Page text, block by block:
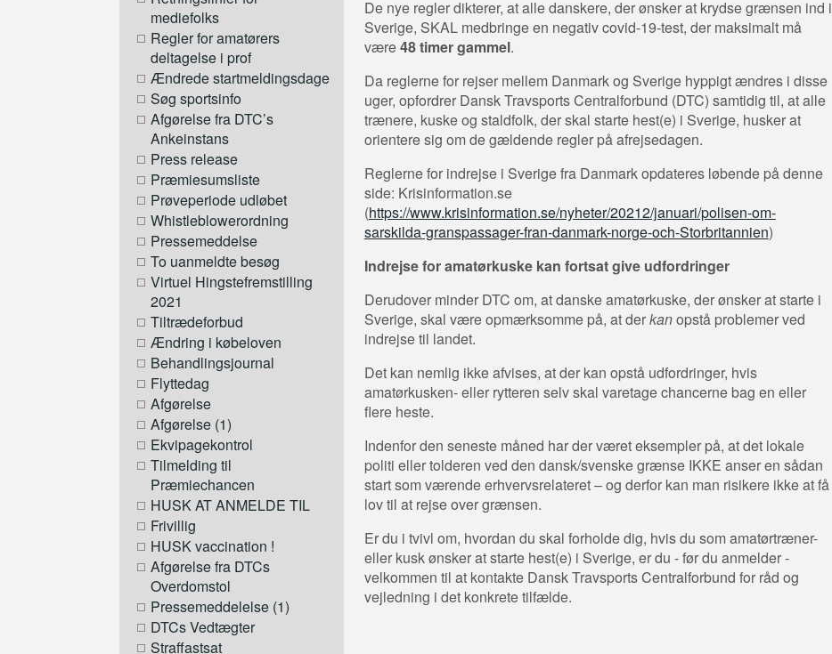
mediefolks
Regler for amatørers
deltagelse i prof
Ændrede startmeldingsdage
Søg sportsinfo
Afgørelse fra DTC’s
Ankeinstans
Press release
Præmiesumsliste
Prøveperiode udløbet
Whistleblowerordning
Pressemeddelse
To uanmeldte besøg
Virtuel Hingstefremstilling
2021
Tiltrædeforbud
Ændring i købeloven
Behandlingsjournal
Flyttedag
Afgørelse
Afgørelse (1)
Ekvipagekontrol
Tilmelding til
Præmiechancen
HUSK AT ANMELDE TIL
Frivillig
HUSK vaccination !
Afgørelse fra DTCs
Overdomstol
Pressemeddelelse (1)
DTCs Vedtægter
Straffastsat
De nye regler dikterer, at alle danskere, der ønsker at krydse grænsen ind i
Sverige, SKAL medbringe en negativ covid-19-test, der maksimalt må
være48 timer gammel.
Da reglerne for rejser mellem Danmark og Sverige hyppigt ændres i disse
uger, opfordrer Dansk Travsports Centralforbund (DTC) samtidig til, at alle
trænere, kuske og staldfolk, der skal starte hest(e) i Sverige, husker at
orientere sig om de gældende regler på afrejsedagen.
Reglerne for indrejse i Sverige fra Danmark opdateres løbende på denne
side: Krisinformation.se
(https://www.krisinformation.se/nyheter/20212/januari/polisen-om-
sarskilda-granspassager-fran-danmark-norge-och-Storbritannien)
Indrejse for amatørkuske kan fortsat give udfordringer
Derudover minder DTC om, at danske amatørkuske, der ønsker at starte i
Sverige, skal være opmærksomme på, at derkanopstå problemer ved
indrejse til landet.
Det kan nemlig ikke afvises, at der kan opstå udfordringer, hvis
amatørkusken- eller rytteren selv skal varetage chancerne bag en eller
flere heste.
Indenfor den seneste måned har der været eksempler på, at det lokale
politi eller tolderen ved den dansk/svenske grænse IKKE anser en sådan
start som værende erhvervsrelateret – og derfor kan man risikere ikke at få
lov til at rejse over grænsen.
Er du i tvivl om, hvordan du skal forholde dig, hvis du som amatørtræner-
eller kusk ønsker at starte hest(e) i Sverige, er du - før du anmelder -
velkommen til at kontakte Dansk Travsports Centralforbund for råd og
vejledning i det konkrete tilfælde.